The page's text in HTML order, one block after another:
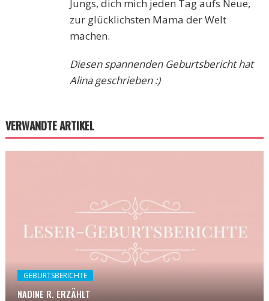
Jungs, dich mich jeden Tag aufs Neue,
zur glücklichsten Mama der Welt
machen.
Diesen spannenden Geburtsbericht hat
Alina geschrieben :)
VERWANDTE ARTIKEL
GEBURTSBERICHTE
NADINE R. ERZÄHLT